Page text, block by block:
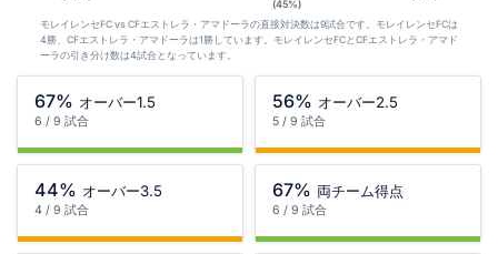
(45%)
モレイレンセFC vs CFエストレラ・アマドーラの直接対決数は9試合です。モレイレンセFCは
4勝、CFエストレラ・アマドーラは1勝しています。モレイレンセFCとCFエストレラ・アマド
ーラの引き分け数は4試合となっています。
67% オーバー1.5
6 / 9 試合
56% オーバー2.5
5 / 9 試合
44% オーバー3.5
4 / 9 試合
67% 両チーム得点
6 / 9 試合